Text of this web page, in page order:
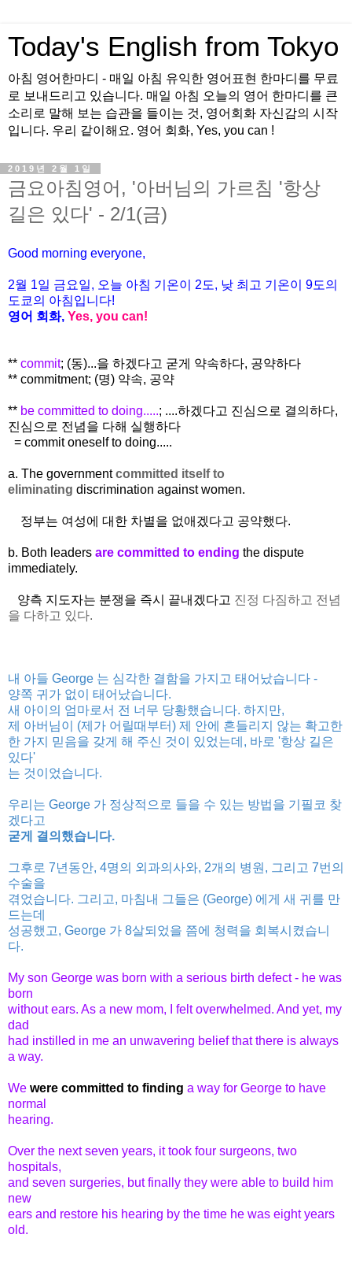
Today's English from Tokyo
아침 영어한마디 - 매일 아침 유익한 영어표현 한마디를 무료
로 보내드리고 있습니다. 매일 아침 오늘의 영어 한마디를 큰
소리로 말해 보는 습관을 들이는 것, 영어회화 자신감의 시작
입니다. 우리 같이해요. 영어 회화, Yes, you can !
2019년 2월 1일
금요아침영어, '아버님의 가르침 '항상
길은 있다' - 2/1(금)
Good morning everyone,
2월 1일 금요일, 오늘 아침 기온이 2도, 낮 최고 기온이 9도의
도쿄의 아침입니다!
영어 회화, Yes, you can!
** commit; (동)...을 하겠다고 굳게 약속하다, 공약하다
** commitment; (명) 약속, 공약
** be committed to doing.....; ....하겠다고 진심으로 결의하다,
진심으로 전념을 다해 실행하다
= commit oneself to doing.....
a. The governmentcommitted itself to
eliminating discrimination against women.
정부는 여성에 대한 차별을 없애겠다고 공약했다.
b. Both leaders are committed to ending the dispute
immediately.
양측 지도자는 분쟁을 즉시 끝내겠다고 진정 다짐하고 전념
을 다하고 있다.
내 아들 George 는 심각한 결함을 가지고 태어났습니다 -
양쪽 귀가 없이 태어났습니다.
새 아이의 엄마로서 전 너무 당황했습니다. 하지만,
제 아버님이 (제가 어릴때부터) 제 안에 흔들리지 않는 확고한
한 가지 믿음을 갖게 해 주신 것이 있었는데, 바로 '항상 길은
있다'
는 것이었습니다.
우리는 George 가 정상적으로 들을 수 있는 방법을 기필코 찾
겠다고
굳게 결의했습니다.
그후로 7년동안, 4명의 외과의사와, 2개의 병원, 그리고 7번의
수술을
겪었습니다. 그리고, 마침내 그들은 (George) 에게 새 귀를 만
드는데
성공했고, George 가 8살되었을 쯤에 청력을 회복시켰습니
다.
My son George was born with a serious birth defect - he was
born
without ears. As a new mom, I felt overwhelmed. And yet, my
dad
had instilled in me an unwavering belief that there is always
a way.
We were committed to finding a way for George to have
normal
hearing.
Over the next seven years, it took four surgeons, two
hospitals,
and seven surgeries, but finally they were able to build him
new
ears and restore his hearing by the time he was eight years
old.